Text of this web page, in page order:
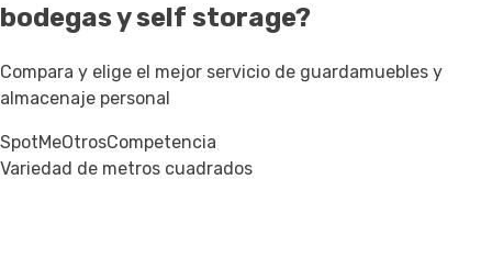
bodegas y self storage?
Compara y elige el mejor servicio de guardamuebles y
almacenaje personal
SpotMeOtrosCompetencia
Variedad de metros cuadrados